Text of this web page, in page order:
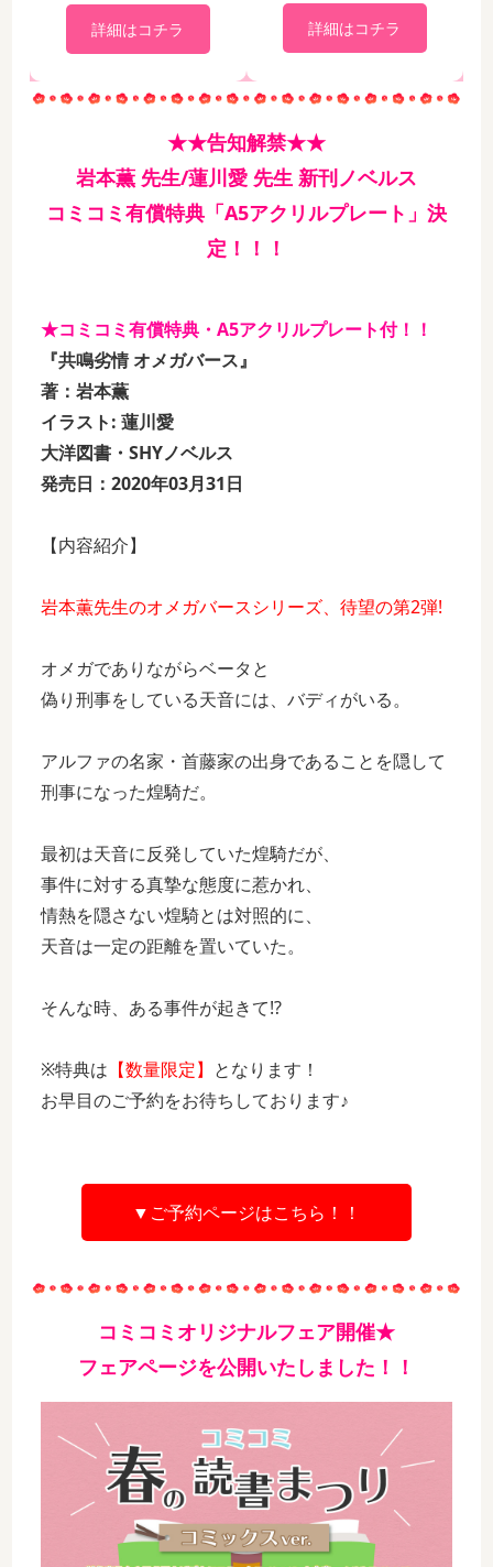
詳細はコチラ 詳細はコチラ
★★告知解禁★★
岩本薫 先生/蓮川愛 先生 新刊ノベルス
コミコミ有償特典「A5アクリルプレート」決
定！！！
★コミコミ有償特典・A5アクリルプレート付！！
『共鳴劣情 オメガバース』
著：岩本薫
イラスト: 蓮川愛
大洋図書・SHYノベルス
発売日：2020年03月31日
【内容紹介】
岩本薫先生のオメガバースシリーズ、待望の第2弾!
オメガでありながらベータと
偽り刑事をしている天音には、バディがいる。
アルファの名家・首藤家の出身であることを隠して
刑事になった煌騎だ。
最初は天音に反発していた煌騎だが、
事件に対する真摯な態度に惹かれ、
情熱を隠さない煌騎とは対照的に、
天音は一定の距離を置いていた。
そんな時、ある事件が起きて!?
※特典は 【数量限定】 となります！
お早目のご予約をお待ちしております♪
▼ご予約ページはこちら！！
コミコミオリジナルフェア開催★
フェアページを公開いたしました！！